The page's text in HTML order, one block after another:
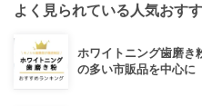
よく見られている人気おす
ホワイトニング歯磨き
の多い市販品を中心に